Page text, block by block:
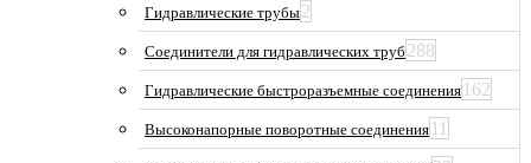
Гидравлические трубы2
Соединители для гидравлических труб 288
Гидравлические быстроразъемные соединения 162
Высоконапорные поворотные соединения 11